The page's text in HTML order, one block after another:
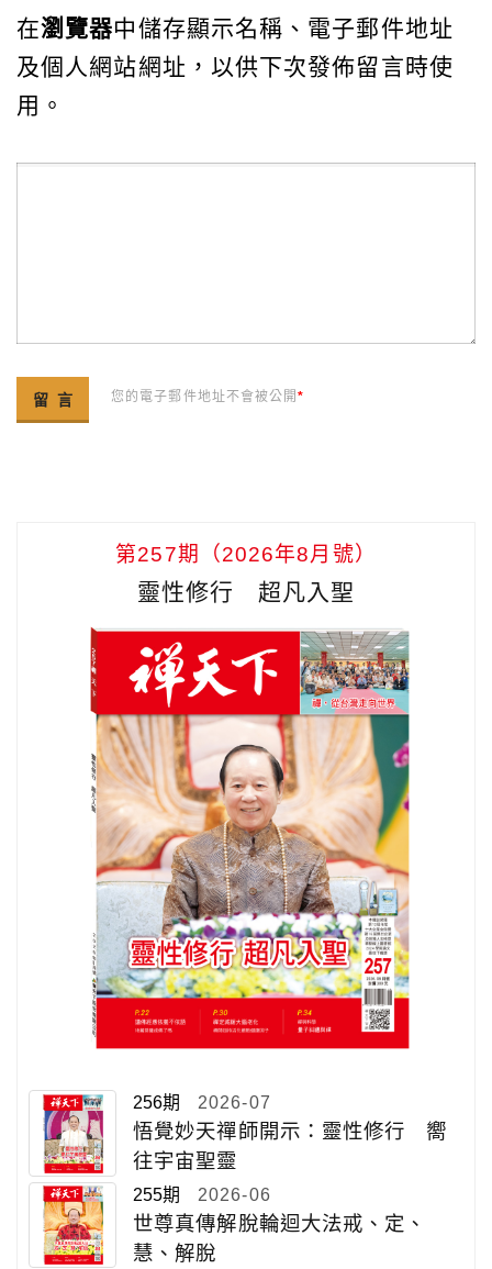
在瀏覽器中儲存顯示名稱、電子郵件地址
及個人網站網址，以供下次發佈留言時使
用。
您的電子郵件地址不會被公開*
第257期（2026年8月號）
靈性修行 超凡入聖
256期 2026-07
悟覺妙天禪師開示：靈性修行 嚮
往宇宙聖靈
255期 2026-06
世尊真傳解脫輪迴大法戒、定、
慧、解脫